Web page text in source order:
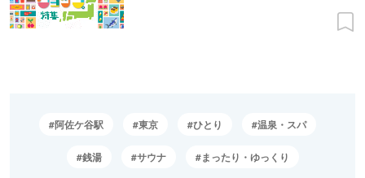
阿佐ケ谷駅 東京 ひとり 温泉・スパ
銭湯 サウナ まったり・ゆっくり